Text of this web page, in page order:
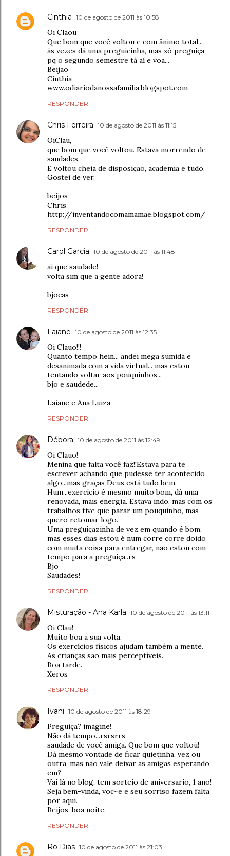
Cinthia 10 de agosto de 2011 às 10:58
Oi Claou
Que bom que você voltou e com ânimo total...
às vezes dá uma preguicinha, mas xô preguiça,
pq o segundo semestre tá aí e voa...
Beijão
Cinthia
www.odiariodanossafamilia.blogspot.com
RESPONDER
Chris Ferreira 10 de agosto de 2011 às 11:15
OiClau,
que bom que você voltou. Estava morrendo de
saudades.
E voltou cheia de disposição, academia e tudo.
Gostei de ver.
beijos
Chris
http://inventandocomamamae.blogspot.com/
RESPONDER
Carol Garcia 10 de agosto de 2011 às 11:48
ai que saudade!
volta sim que a gente adora!
bjocas
RESPONDER
Laiane 10 de agosto de 2011 às 12:35
Oi Clauo!!!
Quanto tempo hein... andei mega sumida e
desanimada com a vida virtual... mas estou
tentando voltar aos pouquinhos...
bjo e saudede...
Laiane e Ana Luiza
RESPONDER
Débora 10 de agosto de 2011 às 12:49
Oi Clauo!
Menina que falta você faz!!Estava para te
escrever achando que pudesse ter acontecido
algo...mas graças Deus está tudo bem.
Hum...exercício é mesmo muito bom, dá uma
renovada, mais energia. Estava indo, mas com os
trabalhos tive que parar um pouquinho, mas
quero retomar logo.
Uma preguiçazinha de vez em quando é bom,
mas esses dias estou é num corre corre doido
com muita coisa para entregar, não estou com
tempo para a preguiça..rs
Bjo
Saudades!
RESPONDER
Misturação - Ana Karla 10 de agosto de 2011 às 13:11
Oi Clau!
Muito boa a sua volta.
Os exercícios físicos ajudam também a mente.
As crianças são mais perceptíveis.
Boa tarde.
Xeros
RESPONDER
Ivani 10 de agosto de 2011 às 18:29
Preguiça? imagine!
Não dá tempo...rsrsrrs
saudade de você amiga. Que bom que voltou!
Dá mesmo vontade de ficar quietinha, vez ou
outra, mas não vale deixar as amigas esperando,
em?
Vai lá no blog, tem sorteio de aniversario, 1 ano!
Seja bem-vinda, voc~e e seu sorriso fazem falta
por aqui.
Beijos, boa noite.
RESPONDER
Ro Dias 10 de agosto de 2011 às 21:03